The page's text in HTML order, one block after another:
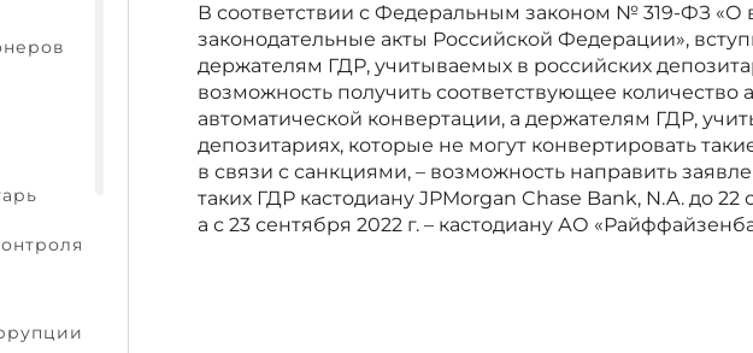
В соответствии с Федеральным законом № 319-ФЗ
законодательные акты Российской Федерации»,
держателям ГДР, учитываемых в российских
возможность получить соответствующее
автоматической конвертации, а держателям ГДР,
депозитариях, которые не могут конвертировать
в связи с санкциями, – возможность направить
таких ГДР кастодиану JPMorgan Chase Bank, N.A. до
а с 23 сентября 2022 г. – кастодиану АО